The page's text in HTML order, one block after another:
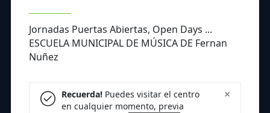
Jornadas Puertas Abiertas, Open Days ...
ESCUELA MUNICIPAL DE MÚSICA DE Fernan
Nuñez
×
Recuerda!Puedes visitar el centro
en cualquier momento, previa